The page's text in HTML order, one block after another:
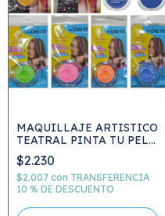
MAQUILLAJE ARTISTICO
TEATRAL PINTA TU PELO
4 GRS C784
$2.230
$2.007 con TRANSFERENCIA
10 % DE DESCUENTO